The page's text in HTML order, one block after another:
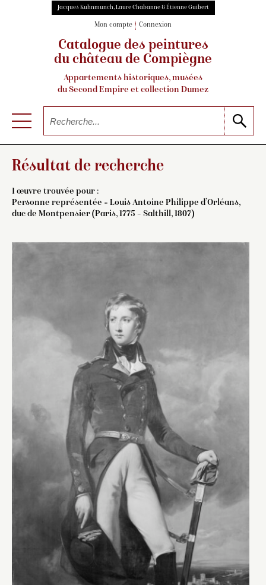
Jacques Kuhnmunch, Laure Chabanne & Étienne Guibert
Mon compte Connexion
Catalogue des peintures
du château de Compiègne
Appartements historiques, musées
du Second Empire et collection Dumez
Résultat de recherche
1 œuvre trouvée pour :
Personne représentée = Louis Antoine Philippe d’Orléans,
duc de Montpensier (Paris, 1775 – Salthill, 1807)